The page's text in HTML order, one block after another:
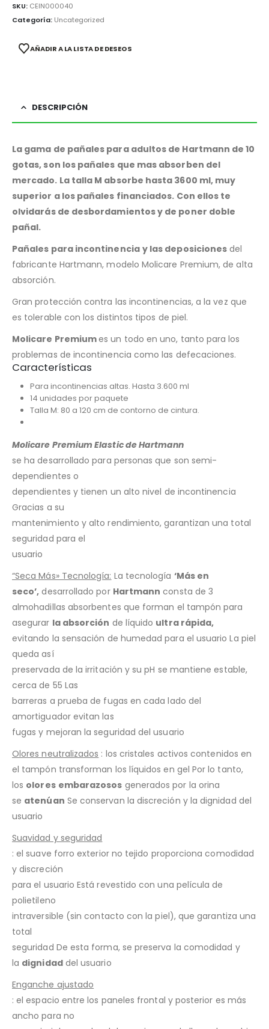
SKU: CEIN000040
Categoría: Uncategorized
AÑADIR A LA LISTA DE DESEOS
DESCRIPCIÓN
La gama de pañales para adultos de Hartmann de 10
gotas, son los pañales que mas absorben del
mercado. La talla M absorbe hasta 3600 ml, muy
superior a los pañales financiados. Con ellos te
olvidarás de desbordamientos y de poner doble
pañal.
Pañales para incontinencia y las deposiciones del
fabricante Hartmann, modelo Molicare Premium, de alta
absorción.
Gran protección contra las incontinencias, a la vez que
es tolerable con los distintos tipos de piel.
Molicare Premiumes un todo en uno, tanto para los
problemas de incontinencia como las defecaciones.
Características
Para incontinencias altas. Hasta 3.600 ml
14 unidades por paquete
Talla M: 80 a 120 cm de contorno de cintura.
Molicare Premium Elastic de Hartmann
se ha desarrollado para personas que son semi-
dependientes o
dependientes y tienen un alto nivel de incontinencia
Gracias a su
mantenimiento y alto rendimiento, garantizan una total
seguridad para el
usuario
“Seca Más» Tecnología: La tecnología ‘Más en
seco’, desarrollado por Hartmann consta de 3
almohadillas absorbentes que forman el tampón para
asegurar la absorción de líquido ultra rápida,
evitando la sensación de humedad para el usuario La piel
queda así
preservada de la irritación y su pH se mantiene estable,
cerca de 55 Las
barreras a prueba de fugas en cada lado del
amortiguador evitan las
fugas y mejoran la seguridad del usuario
Olores neutralizados : los cristales activos contenidos en
el tampón transforman los líquidos en gel Por lo tanto,
los olores embarazosos generados por la orina
se atenúan Se conservan la discreción y la dignidad del
usuario
Suavidad y seguridad
: el suave forro exterior no tejido proporciona comodidad
y discreción
para el usuario Está revestido con una película de
polietileno
intraversible (sin contacto con la piel), que garantiza una
total
seguridad De esta forma, se preserva la comodidad y
la dignidaddel usuario
Enganche ajustado
: el espacio entre los paneles frontal y posterior es más
ancho para no